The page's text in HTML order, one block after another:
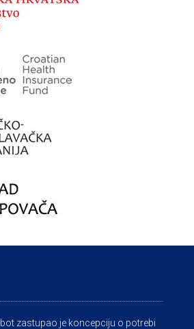
zastupao je koncepciju o potrebi